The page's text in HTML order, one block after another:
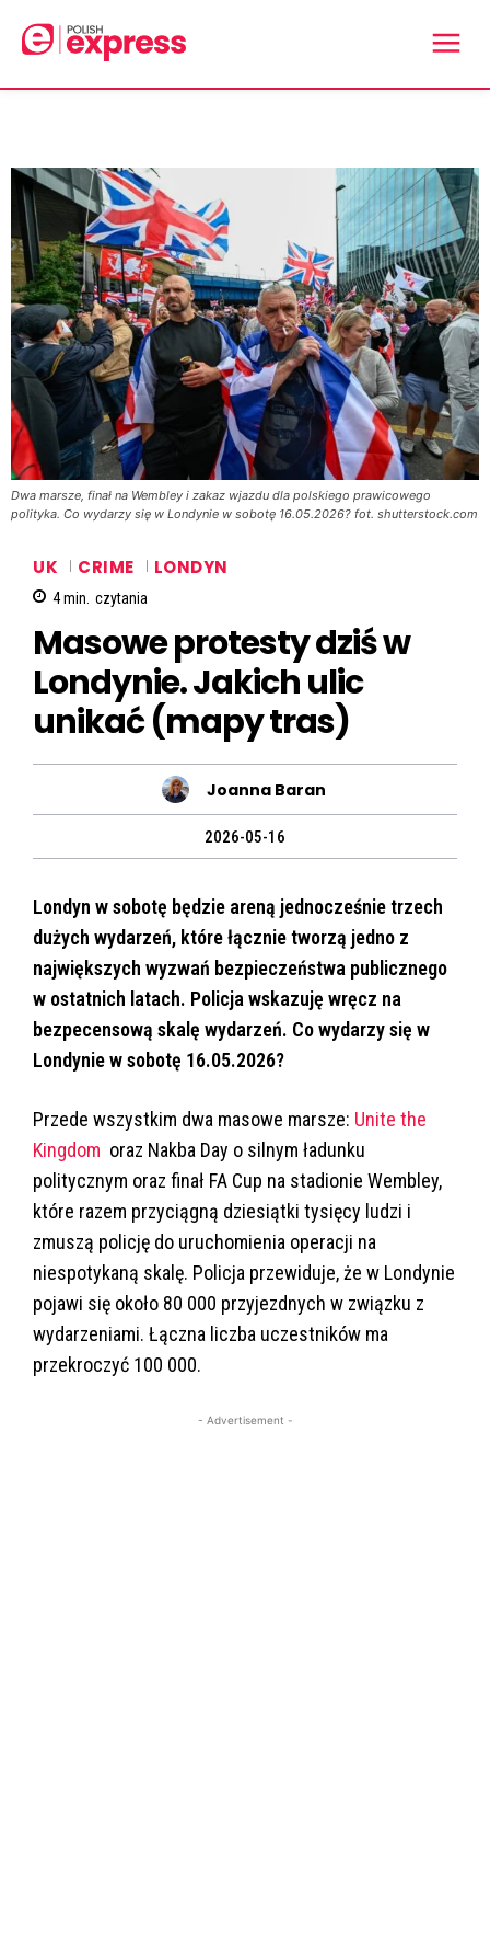
Dwa marsze, finał na Wembley i zakaz wjazdu dla polskiego prawicowego
polityka. Co wydarzy się w Londynie w sobotę 16.05.2026? fot. shutterstock.com
UK CRIME LONDYN
4min. czytania
Masowe protesty dziś w
Londynie. Jakich ulic
unikać (mapy tras)
Joanna Baran
2026-05-16
Londyn w sobotę będzie areną jednocześnie trzech
dużych wydarzeń, które łącznie tworzą jedno z
największych wyzwań bezpieczeństwa publicznego
w ostatnich latach. Policja wskazuję wręcz na
bezpecensową skalę wydarzeń. Co wydarzy się w
Londynie w sobotę 16.05.2026?
Przede wszystkim dwa masowe marsze: Unite the
Kingdom oraz Nakba Day o silnym ładunku
politycznym oraz finał FA Cup na stadionie Wembley,
które razem przyciągną dziesiątki tysięcy ludzi i
zmuszą policję do uruchomienia operacji na
niespotykaną skalę. Policja przewiduje, że w Londynie
pojawi się około 80 000 przyjezdnych w związku z
wydarzeniami. Łączna liczba uczestników ma
przekroczyć 100 000.
- Advertisement -